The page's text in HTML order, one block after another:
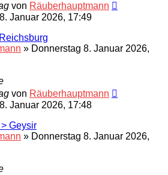
von Räuberhauptmann
Januar 2026, 17:49
» Donnerstag 8. Januar 2026,
von Räuberhauptmann
Januar 2026, 17:48
Geysir
» Donnerstag 8. Januar 2026,